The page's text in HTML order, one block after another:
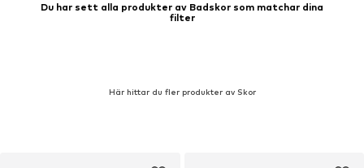
Du har sett alla produkter av Badskor som matchar dina
filter
Här hittar du fler produkter av Skor